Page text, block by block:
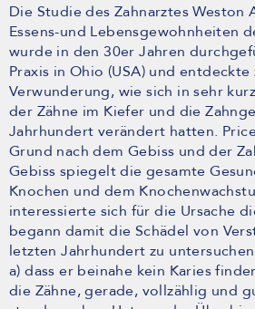
Die Studie des Zahnarztes Weston
Essens-und Lebensgewohnheiten
wurde in den 30er Jahren
Praxis in Ohio (USA) und entdeckte
Verwunderung, wie sich in sehr
der Zähne im Kiefer und die
Jahrhundert verändert hatten.
Grund nach dem Gebiss und der
Gebiss spiegelt die gesamte
Knochen und dem
interessierte sich für die Ursache
begann damit die Schädel von
letzten Jahrhundert zu
a) dass er beinahe kein Karies
die Zähne, gerade, vollzählig und